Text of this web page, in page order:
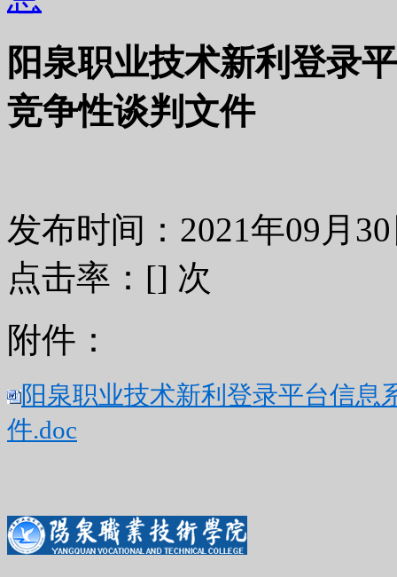
阳泉职业技术新利登录
竞争性谈判文件
发布时间：2021年09月
点击率：[] 次
附件：
阳泉职业技术新利登录平台信
件.doc